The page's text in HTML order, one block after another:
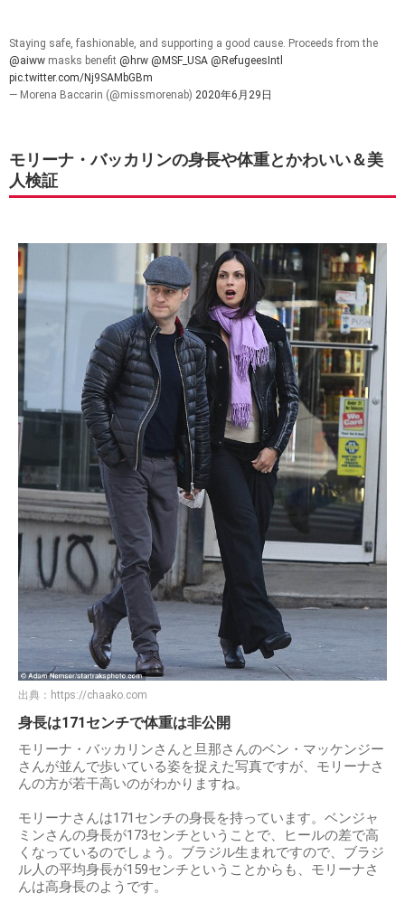
Staying safe, fashionable, and supporting a good cause. Proceeds from the
@aiww masks benefit @hrw @MSF_USA @RefugeesIntl
pic.twitter.com/Nj9SAMbGBm
— Morena Baccarin (@missmorenab) 2020年6月29日
モリーナ・バッカリンの身長や体重とかわいい＆美
人検証
出典： https://chaako.com
身長は171センチで体重は非公開
モリーナ・バッカリンさんと旦那さんのベン・マッケンジー
さんが並んで歩いている姿を捉えた写真ですが、モリーナさ
んの方が若干高いのがわかりますね。
モリーナさんは171センチの身長を持っています。ベンジャ
ミンさんの身長が173センチということで、ヒールの差で高
くなっているのでしょう。ブラジル生まれですので、ブラジ
ル人の平均身長が159センチということからも、モリーナさ
んは高身長のようです。